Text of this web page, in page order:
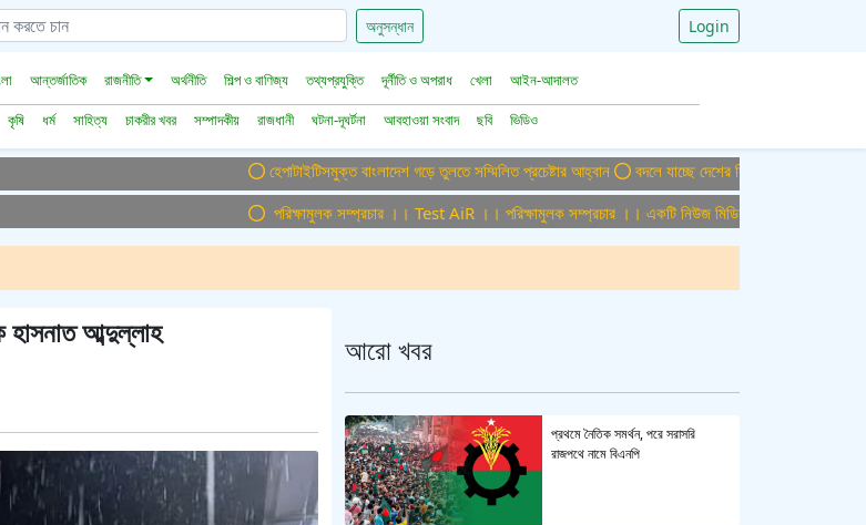
অনুসন্ধান Login
আন্তর্জাতিক রাজনীতি অর্থনীতি শিল্প ও বাণিজ্য তথ্যপ্রযুক্তি দূর্নীতি ও অপরাধ খেলা
আইন-আদালত
কৃষি ধর্ম সাহিত্য চাকরীর খবর সম্পাদকীয় রাজধানী ঘটনা-দূঘর্টনা আবহাওয়া সংবাদ ছবি ভিডিও
হেপাটাইটিসমুক্ত বাংলাদেশ গড়ে তুলতে সম্মিলিত প্রচেষ্টার আহ্বান বদলে যাচ্ছে দেশের বিমান ও পর্যটন খাত, ডিসেম্বরে
পরিক্ষামুলক সম্প্রচার ।। Test AiR ।। পরিক্ষামুলক সম্প্রচার ।। একটি নিউজ মিডিয়া হাউজের জন্য অফিস
হাসনাত আব্দুল্লাহ আরো খবর
প্রথমে নৈতিক সমর্থন, পরে সরাসরি
রাজপথে নামে বিএনপি